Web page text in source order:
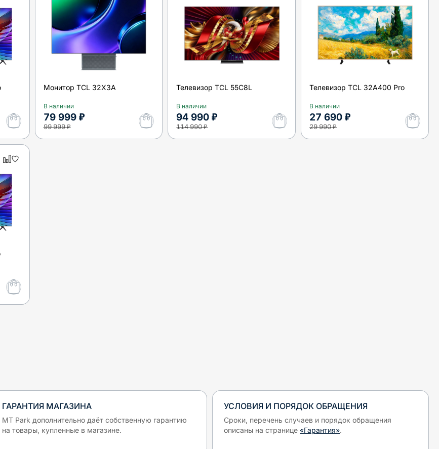
Монитор TCL 32X3A
В наличии
79 999 ₽
99 999 ₽
Телевизор TCL 55C8L
В наличии
94 990 ₽
114 990 ₽
Телевизор TCL 32A400 Pro
В наличии
27 690 ₽
29 990 ₽
ГАРАНТИЯ МАГАЗИНА
MT Park дополнительно даёт собственную гарантию
на товары, купленные в магазине.
УСЛОВИЯ И ПОРЯДОК ОБРАЩЕНИЯ
Сроки, перечень случаев и порядок обращения
описаны на странице «Гарантия».